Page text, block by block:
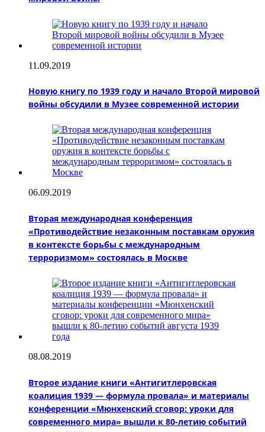
11.09.2019
Новую книгу по 1939 году и начало Второй мировой
войны обсудили в Музее современной истории
06.09.2019
Вторая международная конференция
«Противодействие незаконным поставкам оружия
в контексте борьбы с международным
терроризмом» состоялась в Москве
08.08.2019
Второе издание книги «Антигитлеровская
коалиция 1939 — формула провала» и материалы
конференции «Мюнхенский сговор: уроки для
современного мира» вышли к 80-летию событий